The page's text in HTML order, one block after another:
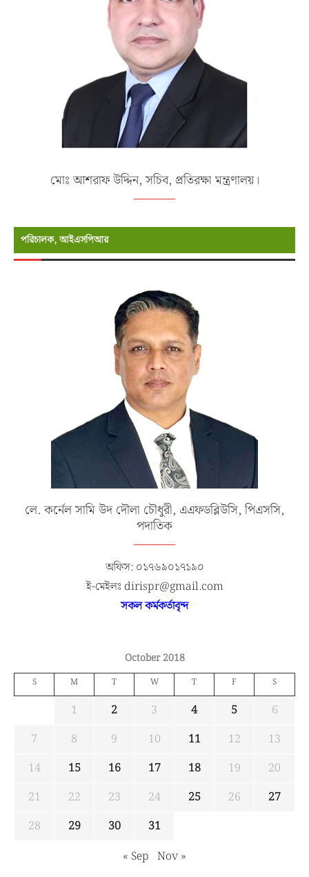
মোঃ আশরাফ উদ্দিন, সচিব, প্রতিরক্ষা মন্ত্রণালয়।
পরিচালক, আইএসপিআর
লে. কর্নেল সামি উদ দৌলা চৌধুরী, এএফডব্লিউসি, পিএসসি,
পদাতিক
অফিস: ০১৭৬৯০১৭১৯০
ই-মেইলঃ dirispr@gmail.com
সকল কর্মকর্তাবৃন্দ
October 2018
S M T W T F S
1 2 3 4 5
6
7
8 9 10 11 12
13
14
15 16 17 18 19
20
21
22 23 24 25 26
27
28
29 30
31
« Sep Nov »